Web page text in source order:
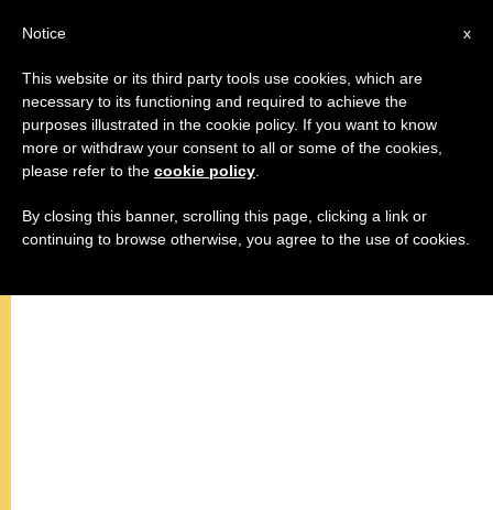
تعليم الأربعاء لقداسة البابا بندكتس
السادس عشر
x
Notice
This website or its third party tools use cookies, which are
necessary to its functioning and required to achieve the
purposes illustrated in the cookie policy. If you want to know
more or withdraw your consent to all or some of the cookies,
please refer to the cookie policy
By closing this banner, scrolling this page, clicking a link or
continuing to browse otherwise, you agree to the use of cookies.